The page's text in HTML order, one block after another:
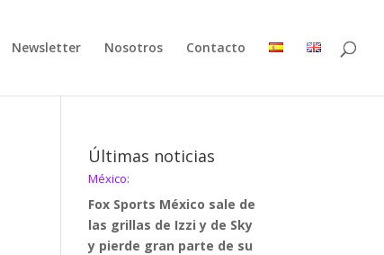
Newsletter Nosotros Contacto
Últimas noticias
México:
Fox Sports México sale de
las grillas de Izzi y de Sky
y pierde gran parte de su